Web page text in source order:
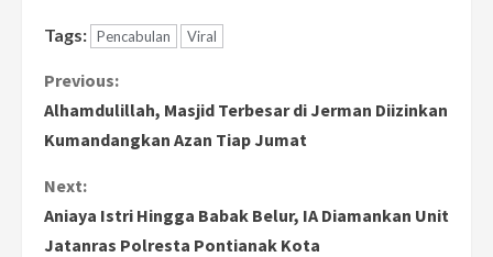
Tags: Pencabulan Viral
C
o
n
t
Previous:
Alhamdulillah, Masjid Terbesar di Jerman Diizinkan
Kumandangkan Azan Tiap Jumat
Next:
Aniaya Istri Hingga Babak Belur, IA Diamankan Unit
Jatanras Polresta Pontianak Kota